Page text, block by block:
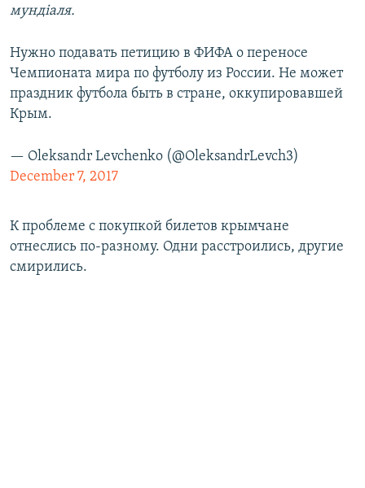
мундіаля.
Нужно подавать петицию в ФИФА о переносе
Чемпионата мира по футболу из России. Не может
праздник футбола быть в стране, оккупировавшей
Крым.
— Oleksandr Levchenko (@OleksandrLevch3)
December 7, 2017
К проблеме с покупкой билетов ​крымчане
отнеслись по-разному. Одни расстроились, другие
смирились.​